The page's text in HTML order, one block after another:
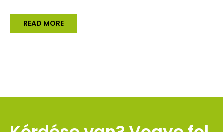
READ MORE